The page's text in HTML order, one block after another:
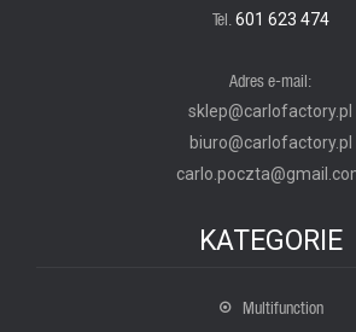
Tel. 601 623 474
Adres e-mail:
sklep@carlofactory.pl
biuro@carlofactory.pl
KATEGORIE
Multifunction